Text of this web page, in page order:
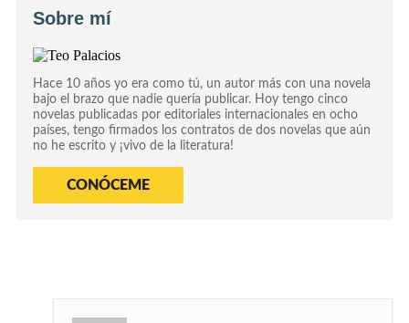
Sobre mí
Hace 10 años yo era como tú, un autor más con una novela
bajo el brazo que nadie quería publicar. Hoy tengo cinco
novelas publicadas por editoriales internacionales en ocho
países, tengo firmados los contratos de dos novelas que aún
no he escrito y ¡vivo de la literatura!
CONÓCEME